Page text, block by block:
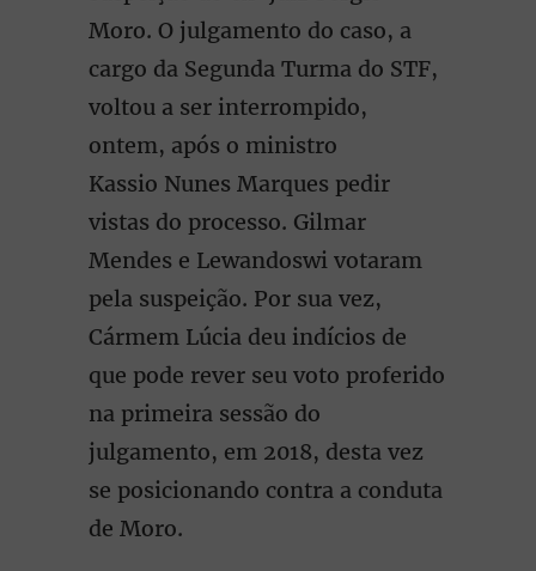
Moro. O julgamento do caso, a
cargo da Segunda Turma do STF,
voltou a ser interrompido,
ontem, após o ministro
Kassio Nunes Marques pedir
vistas do processo. Gilmar
Mendes e Lewandoswi votaram
pela suspeição. Por sua vez,
Cármem Lúcia deu indícios de
que pode rever seu voto proferido
na primeira sessão do
julgamento, em 2018, desta vez
se posicionando contra a conduta
de Moro.